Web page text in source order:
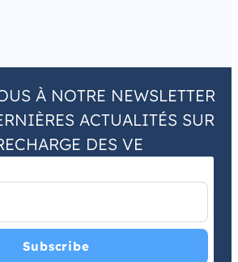
À NOTRE NEWSLETTER
ACTUALITÉS SUR
DES VE